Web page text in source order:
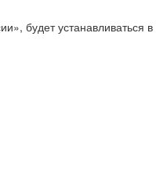
устанавливаться